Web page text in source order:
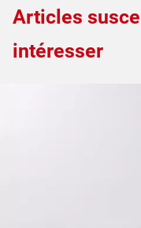
Articles
intéresser